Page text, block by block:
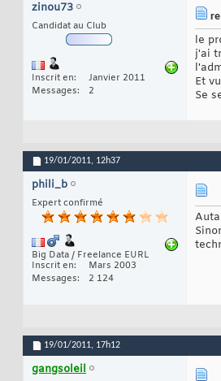
zinou73
Candidat au Club
Inscrit en
Janvier 2011
Messages
2
le
j'ai
Et
Se
19/01/2011, 12h37
phili_b
Expert confirmé
Big Data / Freelance EURL
Inscrit en
Mars 2003
Messages
2 124
19/01/2011, 17h12
gangsoleil